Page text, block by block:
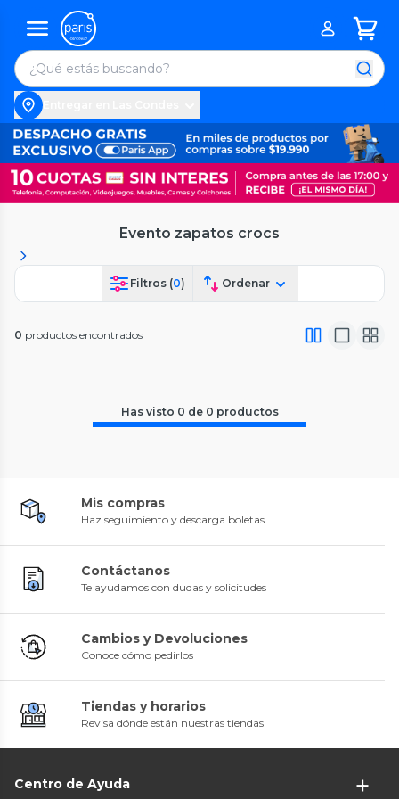
Evento zapatos crocs
Filtros (0) Ordenar
0 productos encontrados
Has visto 0 de 0 productos
Mis compras
Haz seguimiento y descarga boletas
Contáctanos
Te ayudamos con dudas y solicitudes
Cambios y Devoluciones
Conoce cómo pedirlos
Tiendas y horarios
Revisa dónde están nuestras tiendas
Centro de Ayuda